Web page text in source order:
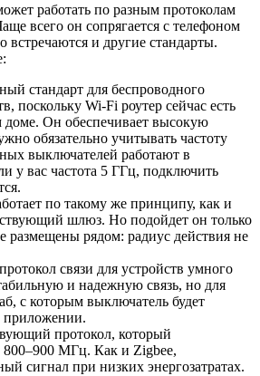
работать по разным протоколам
всего он сопрягается с телефоном
и другие стандарты.
стандарт для беспроводного
поскольку Wi-Fi роутер сейчас есть
доме. Он обеспечивает высокую
обязательно учитывать частоту
выключателей работают в
у вас частота 5 ГГц, подключить
по такому же принципу, как и
шлюз. Но подойдет он только
размещены рядом: радиус действия не
связи для устройств умного
и надежную связь, но для
с которым выключатель будет
приложении.
протокол, который
800–900 МГц. Как и Zigbee,
сигнал при низких энергозатратах.